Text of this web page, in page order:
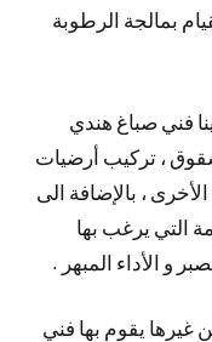
بمالجة الرطوبة
فني صباغ هندي
، تركيب أرضيات
، بالإضافة الى
التي يرغب بها
و الأداء المبهر .
غيرها يقوم بها فني